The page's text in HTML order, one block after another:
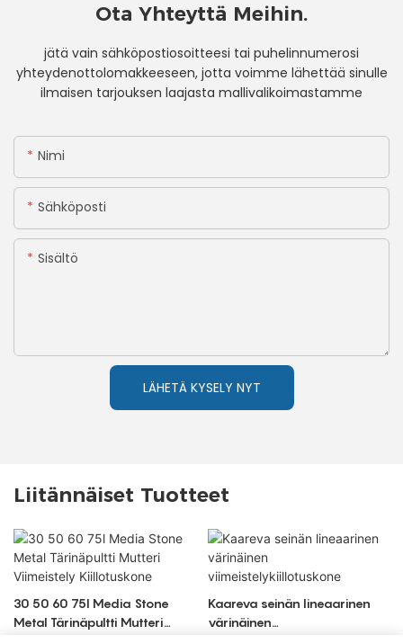
Ota Yhteyttä Meihin.
jätä vain sähköpostiosoitteesi tai puhelinnumerosi
yhteydenottolomakkeeseen, jotta voimme lähettää sinulle
ilmaisen tarjouksen laajasta mallivalikoimastamme
Nimi
Sähköposti
Sisältö
LÄHETÄ KYSELY NYT
Liitännäiset Tuotteet
30 50 60 75l Media Stone
Metal Tärinäpultti Mutteri
Kaareva seinän lineaarinen
värinäinen